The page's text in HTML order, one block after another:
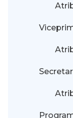
Secretar